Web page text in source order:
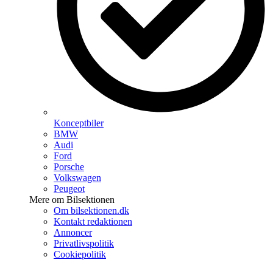
Konceptbiler
BMW
Audi
Ford
Porsche
Volkswagen
Peugeot
Mere om Bilsektionen
Om bilsektionen.dk
Kontakt redaktionen
Annoncer
Privatlivspolitik
Cookiepolitik